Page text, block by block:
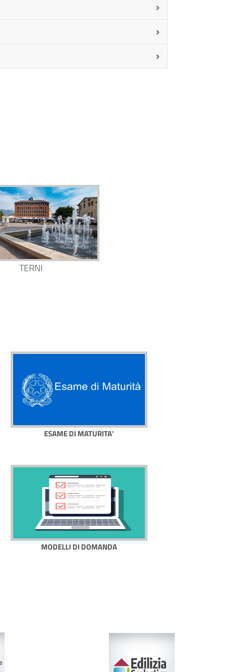
TERNI
ESAME DI MATURITA'
MODELLI DI DOMANDA